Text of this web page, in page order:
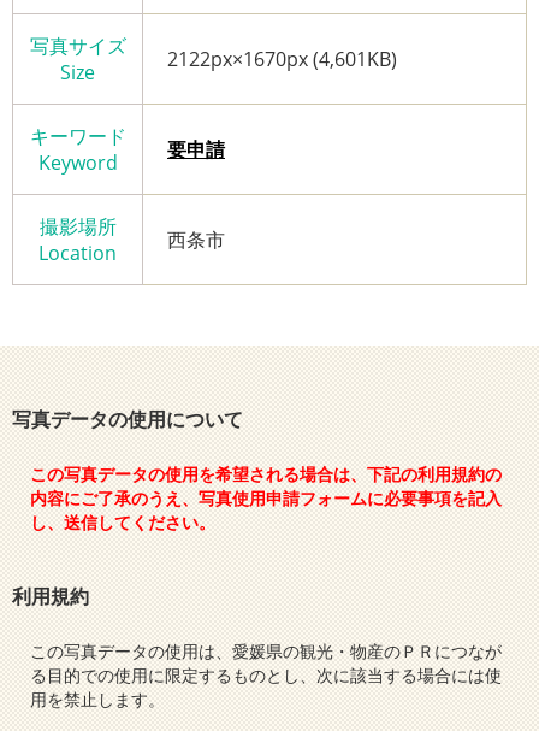
写真サイズ
Size
2122px×1670px (4,601KB)
キーワード
Keyword
要申請
撮影場所
Location
西条市
写真データの使用について
この写真データの使用を希望される場合は、下記の利用規約の
内容にご了承のうえ、写真使用申請フォームに必要事項を記入
し、送信してください。
利用規約
この写真データの使用は、愛媛県の観光・物産のＰＲにつなが
る目的での使用に限定するものとし、次に該当する場合には使
用を禁止します。